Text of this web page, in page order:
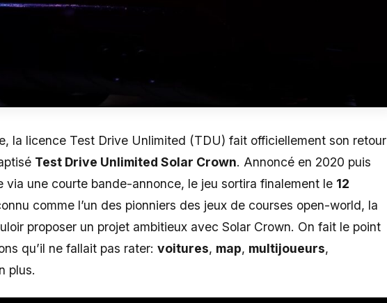
la licence Test Drive Unlimited (TDU) fait officiellement son retour
Test Drive Unlimited Solar Crown. Annoncé en 2020 puis
via une courte bande-annonce, le jeu sortira finalement le 12
comme l’un des pionniers des jeux de courses open-world, la
proposer un projet ambitieux avec Solar Crown. On fait le point
qu’il ne fallait pas rater: voitures, map, multijoueurs,
plus.